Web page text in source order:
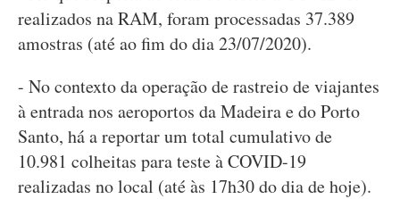
realizados na RAM, foram processadas 37.389
amostras (até ao fim do dia 23/07/2020).
- No contexto da operação de rastreio de viajantes
à entrada nos aeroportos da Madeira e do Porto
Santo, há a reportar um total cumulativo de
10.981 colheitas para teste à COVID-19
realizadas no local (até às 17h30 do dia de hoje).